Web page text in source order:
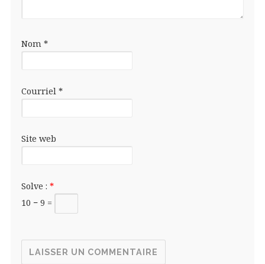
Nom *
Courriel *
Site web
Solve : *
10 − 9 =